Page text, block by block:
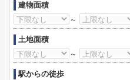
建物面積
～
土地面積
～
駅からの徒歩